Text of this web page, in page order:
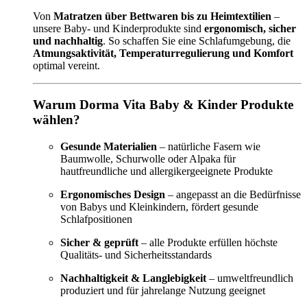
Von Matratzen über Bettwaren bis zu Heimtextilien –
unsere Baby- und Kinderprodukte sind ergonomisch, sicher
und nachhaltig. So schaffen Sie eine Schlafumgebung, die
Atmungsaktivität, Temperaturregulierung und Komfort
optimal vereint.
Warum Dorma Vita Baby & Kinder Produkte
wählen?
Gesunde Materialien – natürliche Fasern wie
Baumwolle, Schurwolle oder Alpaka für
hautfreundliche und allergikergeeignete Produkte
Ergonomisches Design – angepasst an die Bedürfnisse
von Babys und Kleinkindern, fördert gesunde
Schlafpositionen
Sicher & geprüft – alle Produkte erfüllen höchste
Qualitäts- und Sicherheitsstandards
Nachhaltigkeit & Langlebigkeit – umweltfreundlich
produziert und für jahrelange Nutzung geeignet